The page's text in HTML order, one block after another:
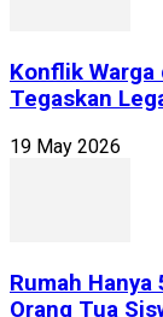
Konflik Warga
Tegaskan
19 May 2026
Rumah
Orang Tua